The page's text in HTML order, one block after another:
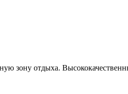
зону отдыха.